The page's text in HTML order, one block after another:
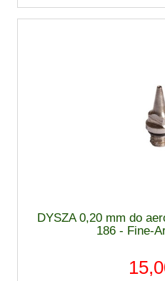
DYSZA 0,20 mm do
186 - Fine-